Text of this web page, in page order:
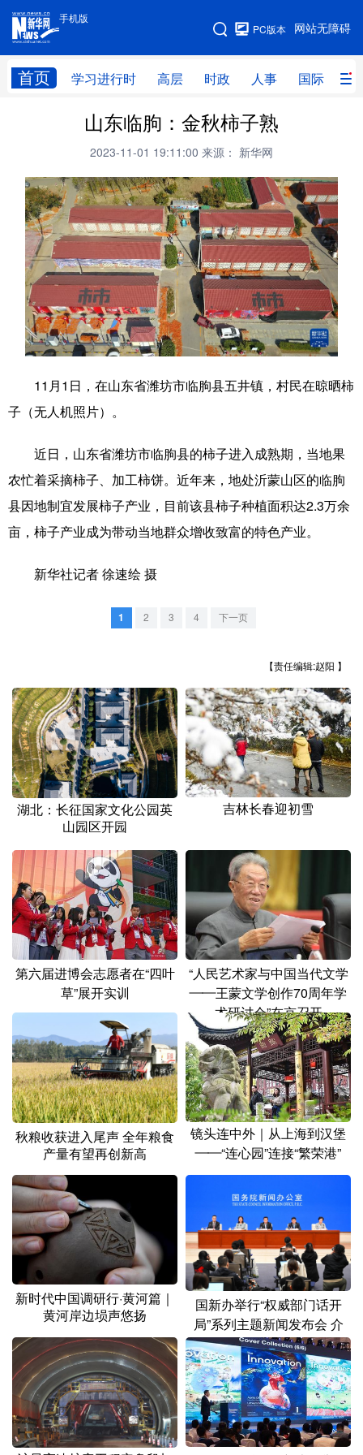
手机版
网站无障碍
PC版本
首页 学习进行时 高层 时政 人事 国际 财
手机版
网站地图
高层 时政
财经 网评
台湾 思客智库 全球连线 教育
科技 科创 量子 体育
文化 书画 健康 军事
视频 图片 政务
法律 中央文件 金融 汽车
学术中国 乡村振兴 银龄 溯源中国
彩票 娱乐 时尚 悦读
一带一路 亚太网 上市公司
文化产业
天津
江苏
浙江 安徽 福建 江西
山东 河南 湖北 湖南
广东 广西 海南 重庆
四川 贵州 云南 西藏
陕西
新疆 内蒙古 黑龙江
多语种频道
English Español Français عربى
Русский язык 日本語 한국어
Português
山东临朐：金秋柿子熟
2023-11-01 19:11:00 来源： 新华网
11月1日，在山东省潍坊市临朐县五井镇，村民在晾晒柿
子（无人机照片）。
近日，山东省潍坊市临朐县的柿子进入成熟期，当地果
农忙着采摘柿子、加工柿饼。近年来，地处沂蒙山区的临朐
县因地制宜发展柿子产业，目前该县柿子种植面积达2.3万余
亩，柿子产业成为带动当地群众增收致富的特色产业。
新华社记者 徐速绘 摄
1 2 3 4 下一页
【责任编辑:赵阳 】
湖北：长征国家文化公园英
山园区开园
吉林长春迎初雪
第六届进博会志愿者在“四叶
草”展开实训
“人民艺术家与中国当代文学
——王蒙文学创作70周年学
术研讨会”在京召开
秋粮收获进入尾声 全年粮食
产量有望再创新高
镜头连中外｜从上海到汉堡
——“连心园”连接“繁荣港”
新时代中国调研行·黄河篇｜
黄河岸边埙声悠扬
国新办举行“权威部门话开
局”系列主题新闻发布会 介
绍“推动卫生健康事业高质量
发展 护佑人民健康”有关情况